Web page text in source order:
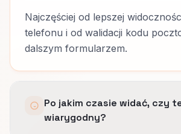
Najczęściej od lepszej
telefonu i od walidacji kodu
dalszym formularzem.
Po jakim czasie widać, czy
wiarygodny?